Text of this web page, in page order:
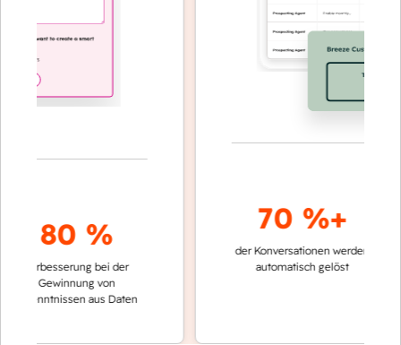
80 %
bei der
Gewinnung von
aus Daten
70 %+
der Konversationen werden
automatisch gelöst